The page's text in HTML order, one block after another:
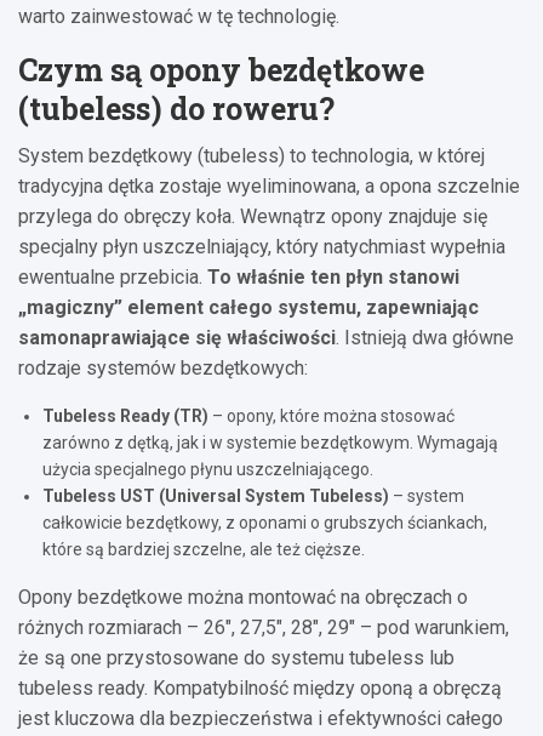
warto zainwestować w tę technologię.
Czym są opony bezdętkowe
(tubeless) do roweru?
System bezdętkowy (tubeless) to technologia, w której
tradycyjna dętka zostaje wyeliminowana, a opona szczelnie
przylega do obręczy koła. Wewnątrz opony znajduje się
specjalny płyn uszczelniający, który natychmiast wypełnia
ewentualne przebicia. To właśnie ten płyn stanowi
„magiczny” element całego systemu, zapewniając
samonaprawiające się właściwości. Istnieją dwa główne
rodzaje systemów bezdętkowych:
Tubeless Ready (TR) – opony, które można stosować
zarówno z dętką, jak i w systemie bezdętkowym. Wymagają
użycia specjalnego płynu uszczelniającego.
Tubeless UST (Universal System Tubeless) – system
całkowicie bezdętkowy, z oponami o grubszych ściankach,
które są bardziej szczelne, ale też cięższe.
Opony bezdętkowe można montować na obręczach o
różnych rozmiarach – 26″, 27,5″, 28″, 29″ – pod warunkiem,
że są one przystosowane do systemu tubeless lub
tubeless ready. Kompatybilność między oponą a obręczą
jest kluczowa dla bezpieczeństwa i efektywności całego